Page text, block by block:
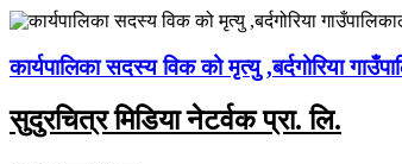
कार्यपालिका सदस्य विक को मृत्यु ,बर्दगोरिया
सुदुरचित्र मिडिया नेटर्वक प्रा. लि.